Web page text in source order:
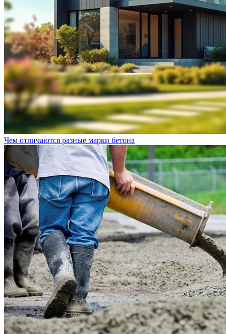
Чем отличаются разные марки бетона